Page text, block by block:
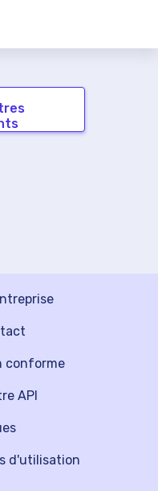
API
conforme
d'utilisation